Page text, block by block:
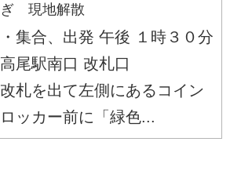
ぎ 現地解散
・集合、出発 午後 １時３０分
高尾駅南口 改札口
改札を出て左側にあるコイン
ロッカー前に「緑色...